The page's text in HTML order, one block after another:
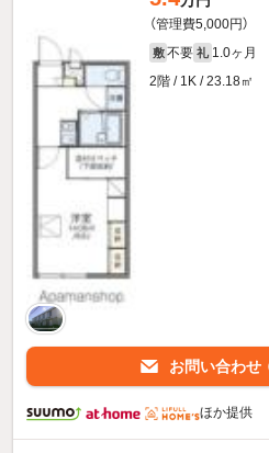
（管理費5,000円）
敷 不要 礼 1.0ヶ月
2階 / 1K / 23.18㎡
お問い合わせ
ほか提供